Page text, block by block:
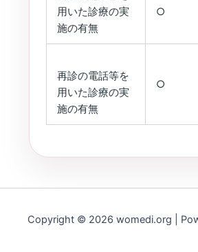
用いた診療の実
施の有無
○
再診の電話等を
用いた診療の実
施の有無
○
Copyright © 2026 womedi.org |